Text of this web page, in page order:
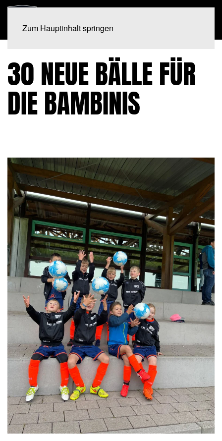
Zum Hauptinhalt springen
30 NEUE BÄLLE FÜR
DIE BAMBINIS